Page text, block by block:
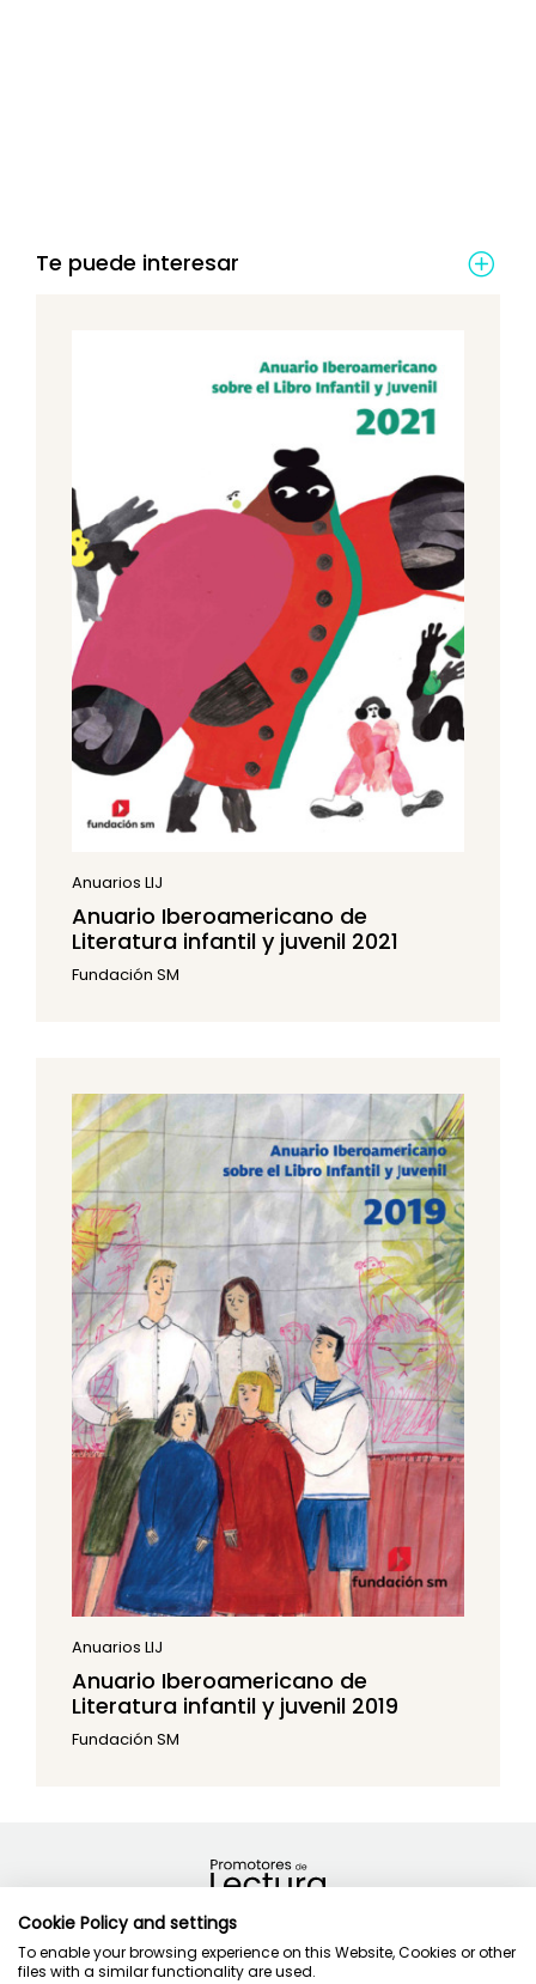
Te puede interesar
Anuarios LIJ
Anuario Iberoamericano de
Literatura infantil y juvenil 2021
Fundación SM
Anuarios LIJ
Anuario Iberoamericano de
Literatura infantil y juvenil 2019
Fundación SM
Política de privacidad
Cookie Policy and settings
To enable your browsing experience on this Website, Cookies or other
files with a similar functionality are used.